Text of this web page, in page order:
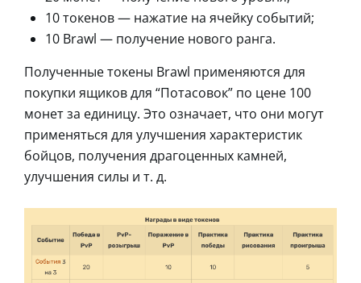
10 токенов — нажатие на ячейку событий;
10 Brawl — получение нового ранга.
Полученные токены Brawl применяются для
покупки ящиков для “Потасовок” по цене 100
монет за единицу. Это означает, что они могут
применяться для улучшения характеристик
бойцов, получения драгоценных камней,
улучшения силы и т. д.